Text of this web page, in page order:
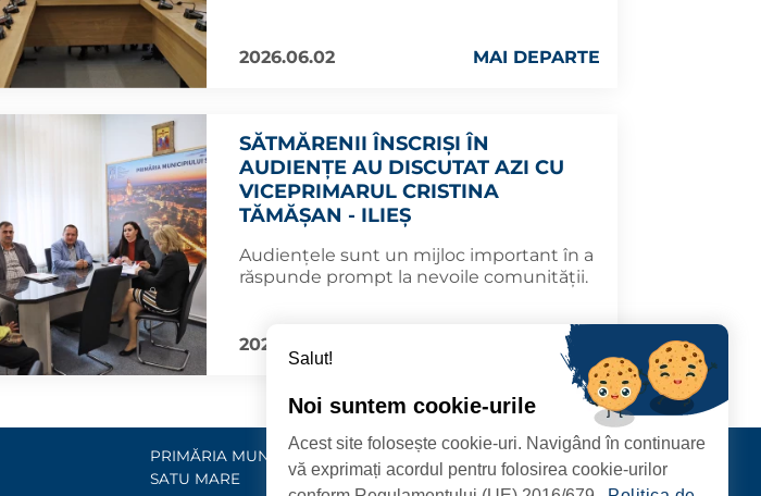
2026.06.02 MAI DEPARTE
SĂTMĂRENII ÎNSCRIȘI ÎN
AUDIENȚE AU DISCUTAT AZI CU
VICEPRIMARUL CRISTINA
TĂMĂȘAN - ILIEȘ
Audiențele sunt un mijloc important în a
răspunde prompt la nevoile comunității.
2026.05.12 MAI DEPARTE
PRIMĂRIA MUNICIPIULUI
SATU MARE
Contact
URMĂRIȚI-NE
Salut!
Noi suntem cookie-urile
Acest site folosește cookie-uri. Navigând în continuare
vă exprimați acordul pentru folosirea cookie-urilor